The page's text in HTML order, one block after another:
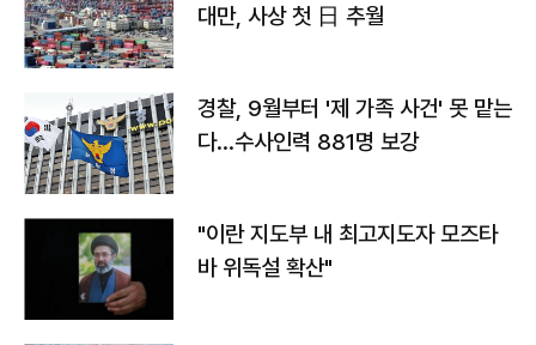
대만, 사상 첫 日 추월
경찰, 9월부터 '제 가족 사건' 못 맡는
다…수사인력 881명 보강
"이란 지도부 내 최고지도자 모즈타
바 위독설 확산"